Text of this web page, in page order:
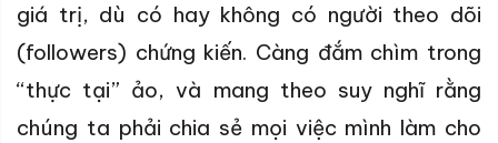
giá trị, dù có hay không có người theo dõi
(followers) chứng kiến. Càng đắm chìm trong
“thực tại” ảo, và mang theo suy nghĩ rằng
chúng ta phải chia sẻ mọi việc mình làm cho